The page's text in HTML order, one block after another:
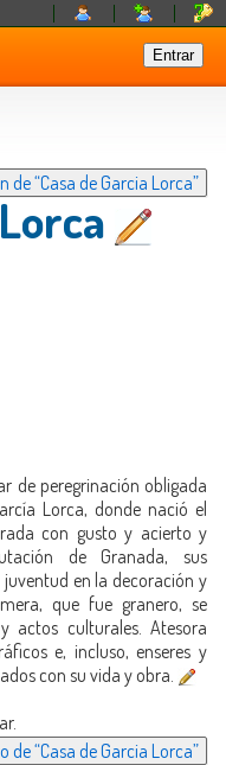
de “Casa de Garcia Lorca”
de peregrinación obligada
Lorca, donde nació el
con gusto y acierto y
de Granada, sus
en la decoración y
que fue granero, se
actos culturales. Atesora
e, incluso, enseres y
con su vida y obra.
de “Casa de Garcia Lorca”